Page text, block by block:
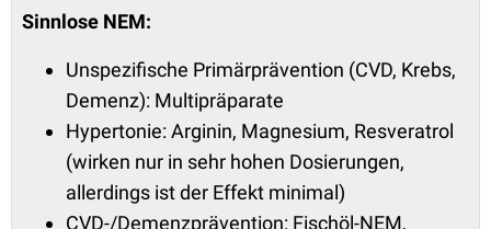
Sinnlose NEM:
Unspezifische Primärprävention (CVD, Krebs,
Demenz): Multipräparate
Hypertonie: Arginin, Magnesium, Resveratrol
(wirken nur in sehr hohen Dosierungen,
allerdings ist der Effekt minimal)
CVD-/Demenzprävention: Fischöl-NEM,